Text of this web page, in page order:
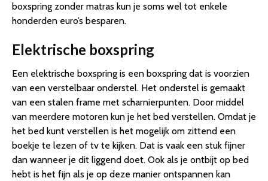
boxspring zonder matras kun je soms wel tot enkele
honderden euro’s besparen.
Elektrische boxspring
Een elektrische boxspring is een boxspring dat is voorzien
van een verstelbaar onderstel. Het onderstel is gemaakt
van een stalen frame met scharnierpunten. Door middel
van meerdere motoren kun je het bed verstellen. Omdat je
het bed kunt verstellen is het mogelijk om zittend een
boekje te lezen of tv te kijken. Dat is vaak een stuk fijner
dan wanneer je dit liggend doet. Ook als je ontbijt op bed
hebt is het fijn als je op deze manier ontspannen kan